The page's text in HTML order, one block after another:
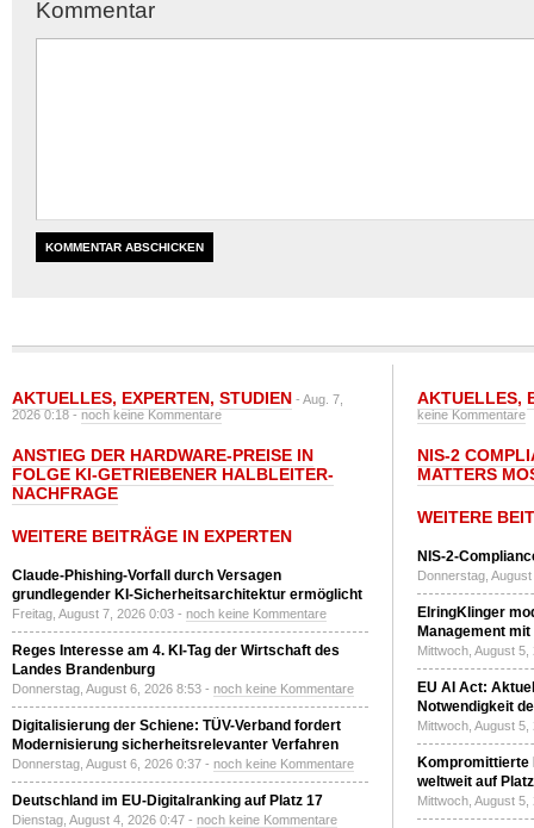
Kommentar
AKTUELLES, EXPERTEN, STUDIEN - Aug. 7,
2026 0:18 -noch keine Kommentare
ANSTIEG DER HARDWARE-PREISE IN
FOLGE KI-GETRIEBENER HALBLEITER-
NACHFRAGE
WEITERE BEITRÄGE IN EXPERTEN
Claude-Phishing-Vorfall durch Versagen
grundlegender KI-Sicherheitsarchitektur ermöglicht
Freitag, August 7, 2026 0:03 - noch keine Kommentare
Reges Interesse am 4. KI-Tag der Wirtschaft des
Landes Brandenburg
Donnerstag, August 6, 2026 8:53 - noch keine Kommentare
Digitalisierung der Schiene: TÜV-Verband fordert
Modernisierung sicherheitsrelevanter Verfahren
Donnerstag, August 6, 2026 0:37 - noch keine Kommentare
Deutschland im EU-Digitalranking auf Platz 17
Dienstag, August 4, 2026 0:47 - noch keine Kommentare
AKTUELLES,
keine Kommentare
NIS-2
MATTERS
WEITERE
NIS-2-
Donnerstag,
ElringKlinger
Management
Mittwoch, August
EU AI Act:
Notwendigkeit
Mittwoch, August
Kompromittierte
weltweit auf
Mittwoch, August